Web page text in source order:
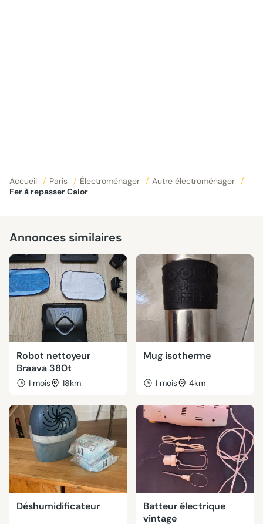
Accueil / Paris / Électroménager / Autre électroménager
/
Fer à repasser Calor
Annonces similaires
Robot nettoyeur
Braava 380t
1 mois 18km
Mug isotherme
1 mois 4km
Déshumidificateur
Batteur électrique
vintage